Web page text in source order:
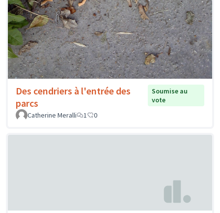
Des cendriers à l'entrée des
parcs
Soumise au
vote
Catherine Meralli
1 0